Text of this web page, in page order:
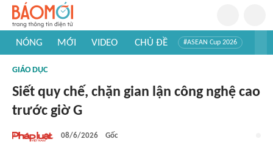
NÓNG MỚI VIDEO CHỦ ĐỀ #ASEAN Cup 2026
#Khám phá thế giới
GIÁO DỤC
Siết quy chế, chặn gian lận công nghệ cao
trước giờ G
08/6/2026 Gốc